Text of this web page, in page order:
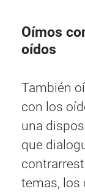
Oímos
oídos
También
con los
una
que
temas, los